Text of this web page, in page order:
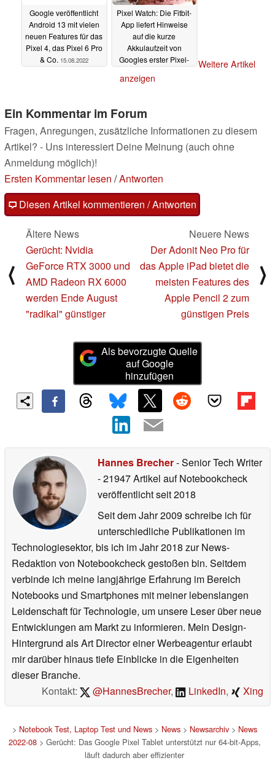
Google veröffentlicht
Android 13 mit vielen
neuen Features für das
Pixel 4, das Pixel 6 Pro
& Co. 15.08.2022
Pixel Watch: Die Fitbit-
App liefert Hinweise
auf die kurze
Akkulaufzeit von
Googles erster Pixel-
Weitere Artikel
anzeigen
Ein Kommentar im Forum
Fragen, Anregungen, zusätzliche Informationen zu diesem
Artikel? - Uns interessiert Deine Meinung (auch ohne
Anmeldung möglich)!
Ersten Kommentar lesen /Antworten
Diesen Artikel kommentieren / Antworten
⟨
Ältere News
Gerücht: Nvidia
GeForce RTX 3000 und
AMD Radeon RX 6000
werden Ende August
"radikal" günstiger
Neuere News
Der Adonit Neo Pro für
das Apple iPad bietet die
meisten Features des
Apple Pencil 2 zum
günstigen Preis
⟩
Als bevorzugte Quelle
auf Google
hinzufügen
Hannes Brecher- Senior Tech Writer
- 21947 Artikel auf Notebookcheck
veröffentlichtseit 2018
Seit dem Jahr 2009 schreibe ich für
unterschiedliche Publikationen im
Technologiesektor, bis ich im Jahr 2018 zur News-
Redaktion von Notebookcheck gestoßen bin. Seitdem
verbinde ich meine langjährige Erfahrung im Bereich
Notebooks und Smartphones mit meiner lebenslangen
Leidenschaft für Technologie, um unsere Leser über neue
Entwicklungen am Markt zu informieren. Mein Design-
Hintergrund als Art Director einer Werbeagentur erlaubt
mir darüber hinaus tiefe Einblicke in die Eigenheiten
dieser Branche.
Kontakt:
@HannesBrecher, LinkedIn, Xing
> Notebook Test, Laptop Test und News> News> Newsarchiv> News
2022-08> Gerücht: Das Google Pixel Tablet unterstützt nur 64-bit-Apps,
läuft dadurch aber effizienter